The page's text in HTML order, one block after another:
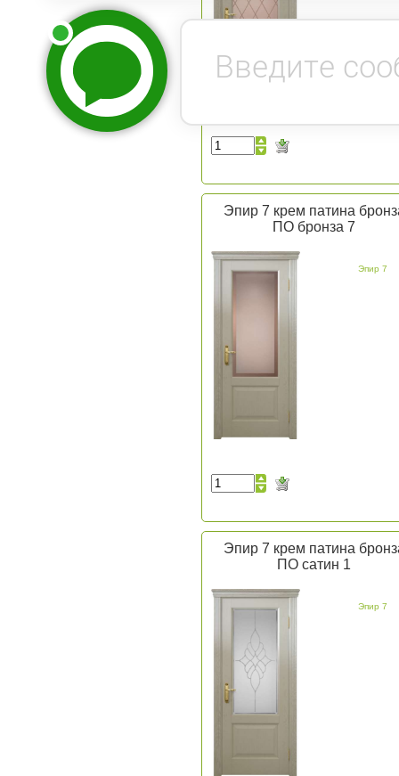
Эпир 7 крем патина
ПО бронза 7
Эпир 7
Эпир 7 крем патина
ПО сатин 1
Эпир 7